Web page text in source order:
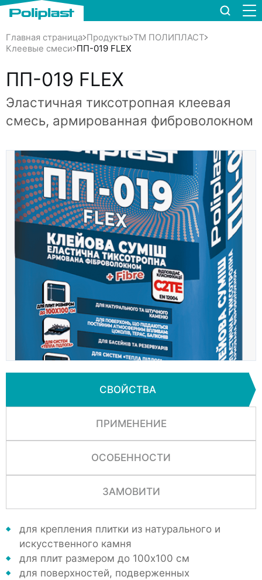
Главная страница Продукты TM ПОЛИПЛАСТ
Клеевые смеси ПП-019 FLEX
ПП-019 FLEX
Эластичная тиксотропная клеевая
смесь, армированная фиброволокном
СВОЙСТВА
ПРИМЕНЕНИЕ
ОСОБЕННОСТИ
ЗАМОВИТИ
для крепления плитки из натурального и
искусственного камня
для плит размером до 100х100 см
для поверхностей, подверженных